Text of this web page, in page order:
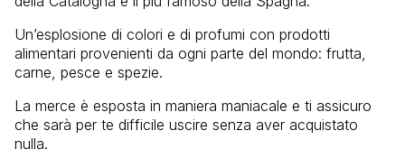
Un’esplosione di colori e di profumi con prodotti
alimentari provenienti da ogni parte del mondo: frutta,
carne, pesce e spezie.
La merce è esposta in maniera maniacale e ti assicuro
che sarà per te difficile uscire senza aver acquistato
nulla.